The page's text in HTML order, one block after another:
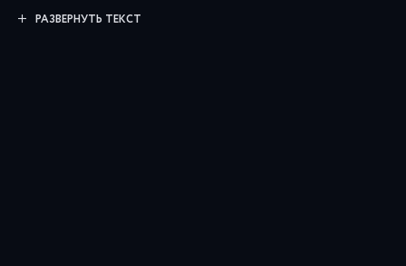
беды. Столица – роскошь и блеск королевского двора?
РАЗВЕРНУТЬ ТЕКСТ